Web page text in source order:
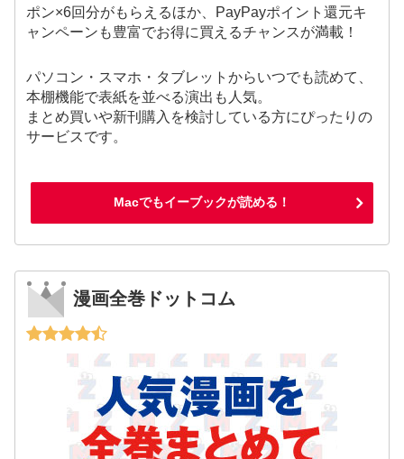
ポン×6回分がもらえるほか、PayPayポイント還元キ
ャンペーンも豊富でお得に買えるチャンスが満載！
パソコン・スマホ・タブレットからいつでも読めて、
本棚機能で表紙を並べる演出も人気。
まとめ買いや新刊購入を検討している方にぴったりの
サービスです。
Macでもイーブックが読める！
漫画全巻ドットコム